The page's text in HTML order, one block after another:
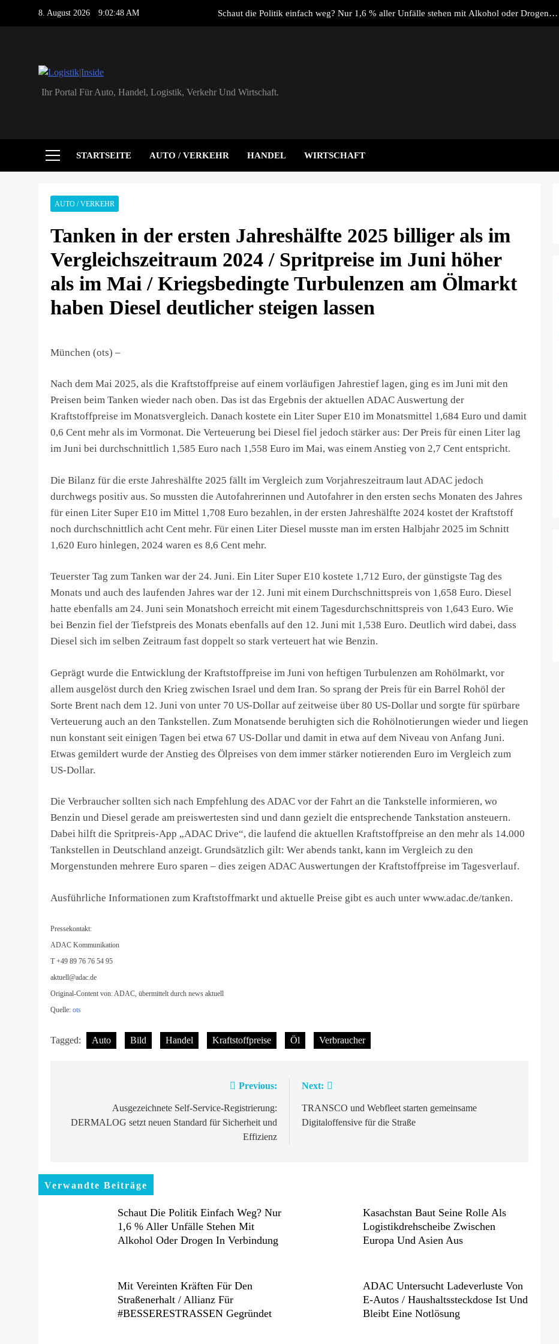
8. August 2026 9:02:48 AM
Schaut die Politik einfach weg? Nur 1,6 % aller Unfälle stehen mit Alkohol oder Drogen in
HS Führungscoaching: Warum ein Mitarbeitergespräch pro Jahr nichts verändert – und was
Logistik|Inside
Ihr Portal Für Auto, Handel, Logistik, Verkehr Und Wirtschaft.
STARTSEITE AUTO / VERKEHR HANDEL WIRTSCHAFT
AUTO / VERKEHR
Tanken in der ersten Jahreshälfte 2025 billiger als im
Vergleichszeitraum 2024 / Spritpreise im Juni höher
als im Mai / Kriegsbedingte Turbulenzen am Ölmarkt
haben Diesel deutlicher steigen lassen
München (ots) –
Nach dem Mai 2025, als die Kraftstoffpreise auf einem vorläufigen Jahrestief lagen, ging es im Juni mit den
Preisen beim Tanken wieder nach oben. Das ist das Ergebnis der aktuellen ADAC Auswertung der
Kraftstoffpreise im Monatsvergleich. Danach kostete ein Liter Super E10 im Monatsmittel 1,684 Euro und damit
0,6 Cent mehr als im Vormonat. Die Verteuerung bei Diesel fiel jedoch stärker aus: Der Preis für einen Liter lag
im Juni bei durchschnittlich 1,585 Euro nach 1,558 Euro im Mai, was einem Anstieg von 2,7 Cent entspricht.
Die Bilanz für die erste Jahreshälfte 2025 fällt im Vergleich zum Vorjahreszeitraum laut ADAC jedoch
durchwegs positiv aus. So mussten die Autofahrerinnen und Autofahrer in den ersten sechs Monaten des Jahres
für einen Liter Super E10 im Mittel 1,708 Euro bezahlen, in der ersten Jahreshälfte 2024 kostet der Kraftstoff
noch durchschnittlich acht Cent mehr. Für einen Liter Diesel musste man im ersten Halbjahr 2025 im Schnitt
1,620 Euro hinlegen, 2024 waren es 8,6 Cent mehr.
Teuerster Tag zum Tanken war der 24. Juni. Ein Liter Super E10 kostete 1,712 Euro, der günstigste Tag des
Monats und auch des laufenden Jahres war der 12. Juni mit einem Durchschnittspreis von 1,658 Euro. Diesel
hatte ebenfalls am 24. Juni sein Monatshoch erreicht mit einem Tagesdurchschnittspreis von 1,643 Euro. Wie
bei Benzin fiel der Tiefstpreis des Monats ebenfalls auf den 12. Juni mit 1,538 Euro. Deutlich wird dabei, dass
Diesel sich im selben Zeitraum fast doppelt so stark verteuert hat wie Benzin.
Geprägt wurde die Entwicklung der Kraftstoffpreise im Juni von heftigen Turbulenzen am Rohölmarkt, vor
allem ausgelöst durch den Krieg zwischen Israel und dem Iran. So sprang der Preis für ein Barrel Rohöl der
Sorte Brent nach dem 12. Juni von unter 70 US-Dollar auf zeitweise über 80 US-Dollar und sorgte für spürbare
Verteuerung auch an den Tankstellen. Zum Monatsende beruhigten sich die Rohölnotierungen wieder und liegen
nun konstant seit einigen Tagen bei etwa 67 US-Dollar und damit in etwa auf dem Niveau von Anfang Juni.
Etwas gemildert wurde der Anstieg des Ölpreises von dem immer stärker notierenden Euro im Vergleich zum
US-Dollar.
Die Verbraucher sollten sich nach Empfehlung des ADAC vor der Fahrt an die Tankstelle informieren, wo
Benzin und Diesel gerade am preiswertesten sind und dann gezielt die entsprechende Tankstation ansteuern.
Dabei hilft die Spritpreis-App „ADAC Drive“, die laufend die aktuellen Kraftstoffpreise an den mehr als 14.000
Tankstellen in Deutschland anzeigt. Grundsätzlich gilt: Wer abends tankt, kann im Vergleich zu den
Morgenstunden mehrere Euro sparen – dies zeigen ADAC Auswertungen der Kraftstoffpreise im Tagesverlauf.
Ausführliche Informationen zum Kraftstoffmarkt und aktuelle Preise gibt es auch unter www.adac.de/tanken.
Pressekontakt:
ADAC Kommunikation
T +49 89 76 76 54 95
aktuell@adac.de
Original-Content von: ADAC, übermittelt durch news aktuell
Quelle: ots
Tagged: Auto Bild Handel Kraftstoffpreise Öl Verbraucher
Previous:
Ausgezeichnete Self-Service-Registrierung:
DERMALOG setzt neuen Standard für Sicherheit und
Effizienz
Next:
TRANSCO und Webfleet starten gemeinsame
Digitaloffensive für die Straße
Verwandte Beiträge
Schaut Die Politik Einfach Weg? Nur
1,6 % Aller Unfälle Stehen Mit
Alkohol Oder Drogen In Verbindung
Kasachstan Baut Seine Rolle Als
Logistikdrehscheibe Zwischen
Europa Und Asien Aus
Mit Vereinten Kräften Für Den
Straßenerhalt / Allianz Für
#BESSERESTRASSEN Gegründet
ADAC Untersucht Ladeverluste Von
E-Autos / Haushaltssteckdose Ist Und
Bleibt Eine Notlösung